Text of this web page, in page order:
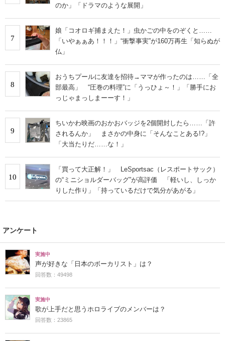
のか」「ドラマのような展開」
7
娘「コオロギ捕まえた！」虫かごの中をのぞくと……
「いやぁぁあ！！！」“衝撃事実”が160万再生「知らぬが
仏」
8
おうちプールに友達を招待→ママが作ったのは……「全
部最高」 “圧巻の料理”に「うっひょ～！」「勝手にお
っじゃまっしまーーす！」
9
ちいかわ映画のおかおバッジを2個開封したら……「許
されるんか」 まさかの中身に「そんなことある!?」
「大当たりだ……な！」
10
「買って大正解！」 LeSportsac（レスポートサック）
の“ミニショルダーバッグ”が高評価 「軽いし、しっか
りした作り」「持っているだけで気分があがる」
アンケート
実施中
声が好きな「日本のボーカリスト」は？
回答数：49498
実施中
歌が上手だと思うホロライブのメンバーは？
回答数：23865